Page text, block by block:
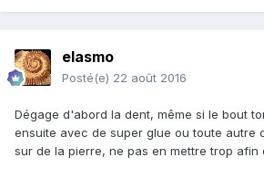
elasmo
Posté(e) 22 août 2016
Dégage d'abord la dent, même si le bout
ensuite avec de super glue ou toute autre
sur de la pierre, ne pas en mettre trop afin